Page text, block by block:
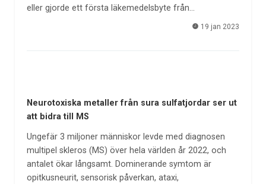
eller gjorde ett första läkemedelsbyte från…
19 jan 2023
Neurotoxiska metaller från sura sulfatjordar ser ut
att bidra till MS
Ungefär 3 miljoner människor levde med diagnosen
multipel skleros (MS) över hela världen år 2022, och
antalet ökar långsamt. Dominerande symtom är
opitkusneurit, sensorisk påverkan, ataxi,